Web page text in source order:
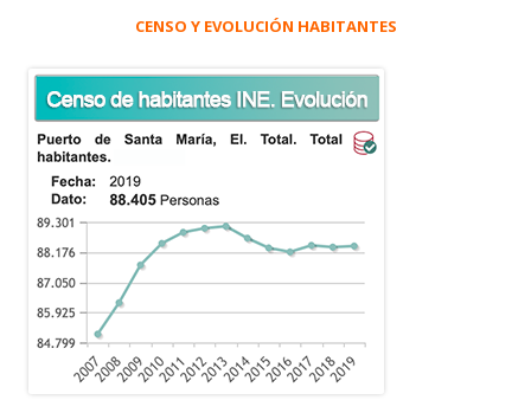
CENSO Y EVOLUCIÓN HABITANTES